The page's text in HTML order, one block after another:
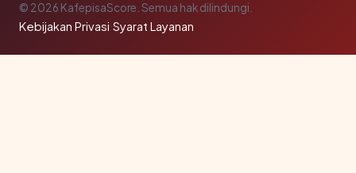
© 2026 KafepisaScore. Semua hak dilindungi.
Kebijakan Privasi·Syarat Layanan